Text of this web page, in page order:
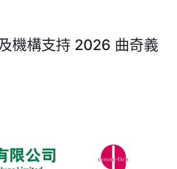
機構支持 2026 曲奇義